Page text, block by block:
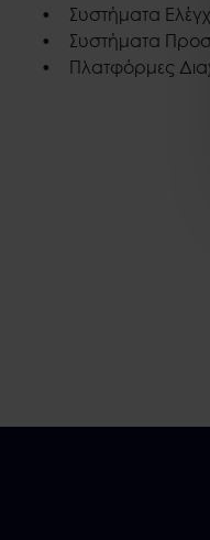
• Συστήματα
• Συστήματα
• Πλατφόρμες